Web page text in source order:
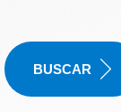
BUSCAR